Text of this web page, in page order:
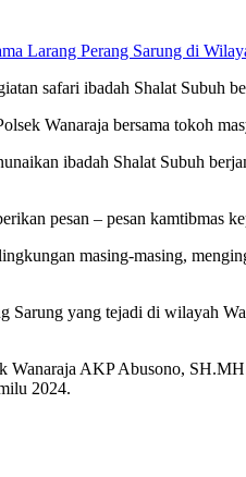
safari ibadah Shalat Subuh
Wanaraja bersama tokoh
ibadah Shalat Subuh
pesan – pesan kamtibmas
masing-masing,
yang tejadi di wilayah
AKP Abusono,
2024.